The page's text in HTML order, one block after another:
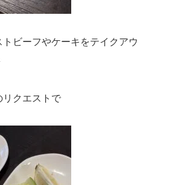
ビーフやケーキをテイクアウ
クエストで